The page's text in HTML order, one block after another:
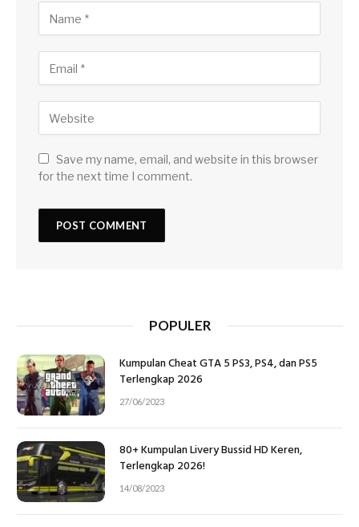
Save my name, email, and website in this browser
for the next time I comment.
POPULER
Kumpulan Cheat GTA 5 PS3, PS4, dan PS5
Terlengkap 2026
27/06/2023
80+ Kumpulan Livery Bussid HD Keren,
Terlengkap 2026!
14/08/2023